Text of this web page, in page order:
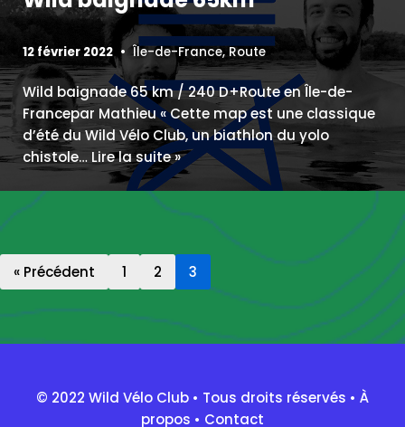
12 février 2022 Île-de-France,Route
Wild baignade 65 km / 240 D+Route en Île-de-
Francepar Mathieu « Cette map est une classique
d’été du Wild Vélo Club, un biathlon du yolo
chistole… Lire la suite »
« Précédent 1 2 3
© 2022 Wild Vélo Club • Tous droits réservés • À
propos • Contact